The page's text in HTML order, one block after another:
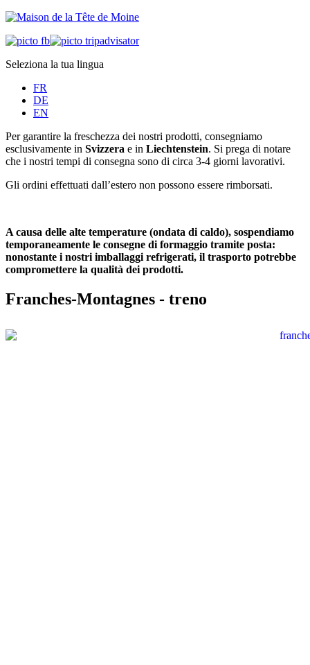
Seleziona la tua lingua
FR
DE
EN
Per garantire la freschezza dei nostri prodotti, consegniamo
esclusivamente in Svizzera e in Liechtenstein. Si prega di notare
che i nostri tempi di consegna sono di circa 3-4 giorni lavorativi.
Gli ordini effettuati dall’estero non possono essere rimborsati.
A causa delle alte temperature (ondata di caldo), sospendiamo
temporaneamente le consegne di formaggio tramite posta:
nonostante i nostri imballaggi refrigerati, il trasporto potrebbe
compromettere la qualità dei prodotti.
Franches-Montagnes - treno